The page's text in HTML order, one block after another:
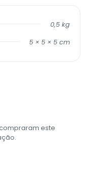
0,5 kg
5 × 5 × 5 cm
este